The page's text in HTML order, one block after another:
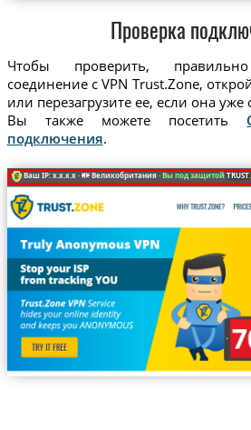
Проверка
Чтобы проверить,
соединение с VPN Trust.Zone,
или перезагрузите ее, если она уже
Вы также можете посетить
подключения.
Ваш IP: x.x.x.x · Великобритания ·Вы под защитойTRUST